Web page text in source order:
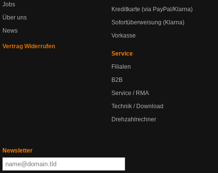
Jobs
Über uns
News
Vertrag Widerrufen
Kreditkarte (via PayPal/Klarna)
Sofortüberweisung (Klarna)
Vorkasse
Service
Filialen
B2B
Service / RMA
Technik / Download
Drehzahlrechner
Newsletter